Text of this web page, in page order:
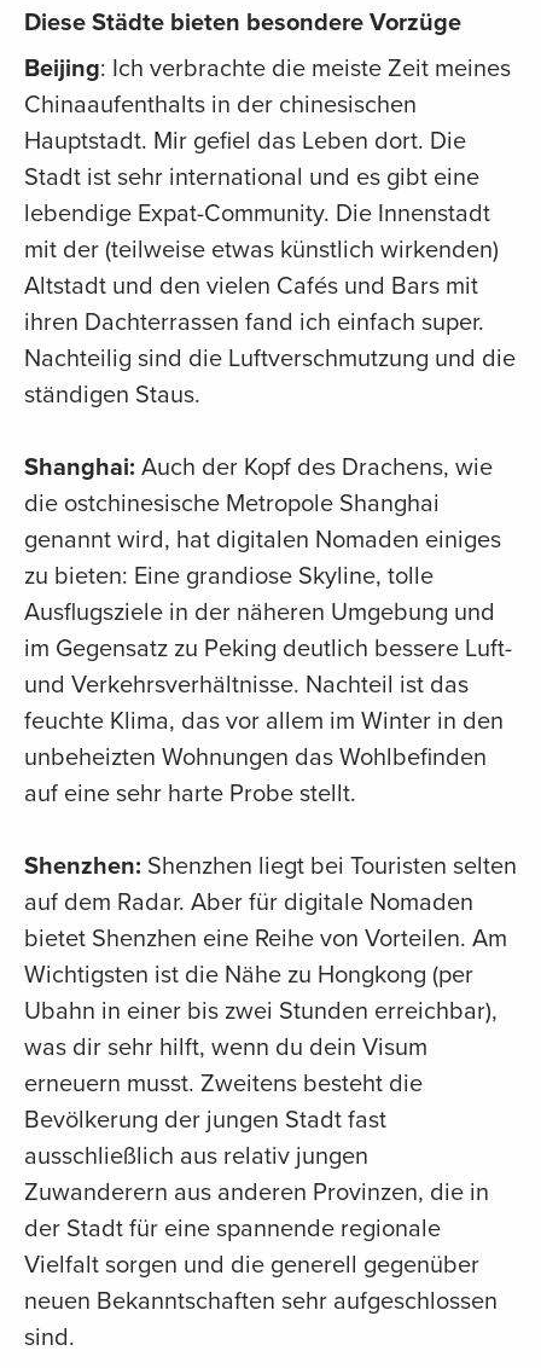
Diese Städte bieten besondere Vorzüge
Beijing: Ich verbrachte die meiste Zeit meines
Chinaaufenthalts in der chinesischen
Hauptstadt. Mir gefiel das Leben dort. Die
Stadt ist sehr international und es gibt eine
lebendige Expat-Community. Die Innenstadt
mit der (teilweise etwas künstlich wirkenden)
Altstadt und den vielen Cafés und Bars mit
ihren Dachterrassen fand ich einfach super.
Nachteilig sind die Luftverschmutzung und die
ständigen Staus.
Shanghai: Auch der Kopf des Drachens, wie
die ostchinesische Metropole Shanghai
genannt wird, hat digitalen Nomaden einiges
zu bieten: Eine grandiose Skyline, tolle
Ausflugsziele in der näheren Umgebung und
im Gegensatz zu Peking deutlich bessere Luft-
und Verkehrsverhältnisse. Nachteil ist das
feuchte Klima, das vor allem im Winter in den
unbeheizten Wohnungen das Wohlbefinden
auf eine sehr harte Probe stellt.
Shenzhen: Shenzhen liegt bei Touristen selten
auf dem Radar. Aber für digitale Nomaden
bietet Shenzhen eine Reihe von Vorteilen. Am
Wichtigsten ist die Nähe zu Hongkong (per
Ubahn in einer bis zwei Stunden erreichbar),
was dir sehr hilft, wenn du dein Visum
erneuern musst. Zweitens besteht die
Bevölkerung der jungen Stadt fast
ausschließlich aus relativ jungen
Zuwanderern aus anderen Provinzen, die in
der Stadt für eine spannende regionale
Vielfalt sorgen und die generell gegenüber
neuen Bekanntschaften sehr aufgeschlossen
sind.